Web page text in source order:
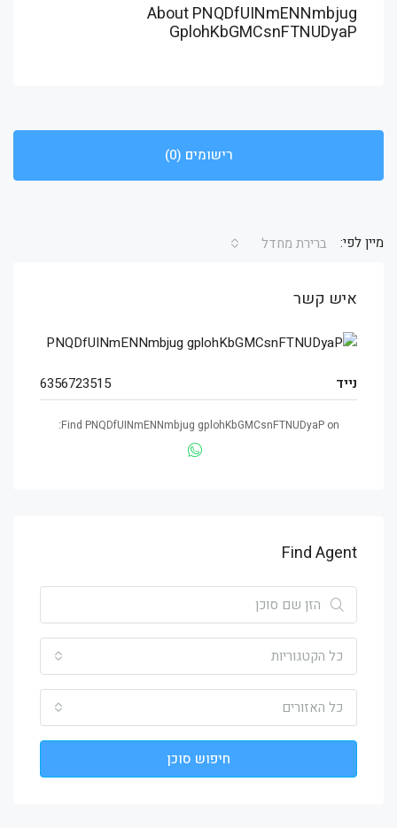
About PNQDfUINmENNmbjug
GplohKbGMCsnFTNUDyaP
רישומים (0)
מיין לפי: ברירת מחדל
איש קשר
נייד 6356723515
Find PNQDfUINmENNmbjug gplohKbGMCsnFTNUDyaP on:
Find Agent
כל הקטגוריות
כל האזורים
חיפוש סוכן